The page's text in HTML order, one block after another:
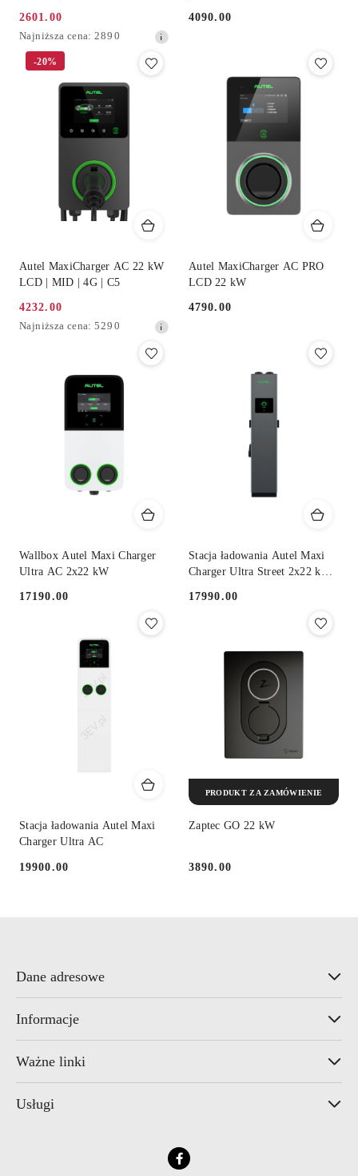
promocyjna:
2601.00
Najniższa
cena
Najniższa cena: 2890
4090.00
Autel MaxiCharger AC 22 kW
LCD | MID | 4G | C5
Cena
promocyjna:
4232.00
Najniższa
Najniższa cena: 5290
-20%
Autel MaxiCharger AC PRO
LCD 22 kW
Cena:
4790.00
Wallbox Autel Maxi Charger
Ultra AC 2x22 kW
17190.00
Stacja ładowania Autel Maxi
Charger Ultra Street 2x22 kW
17990.00
Stacja ładowania Autel Maxi
Charger Ultra AC
Cena:
19900.00
Zaptec GO 22 kW
Cena:
3890.00
PRODUKT ZA ZAMÓWIENIE
Dane adresowe
Informacje
Ważne linki
Usługi